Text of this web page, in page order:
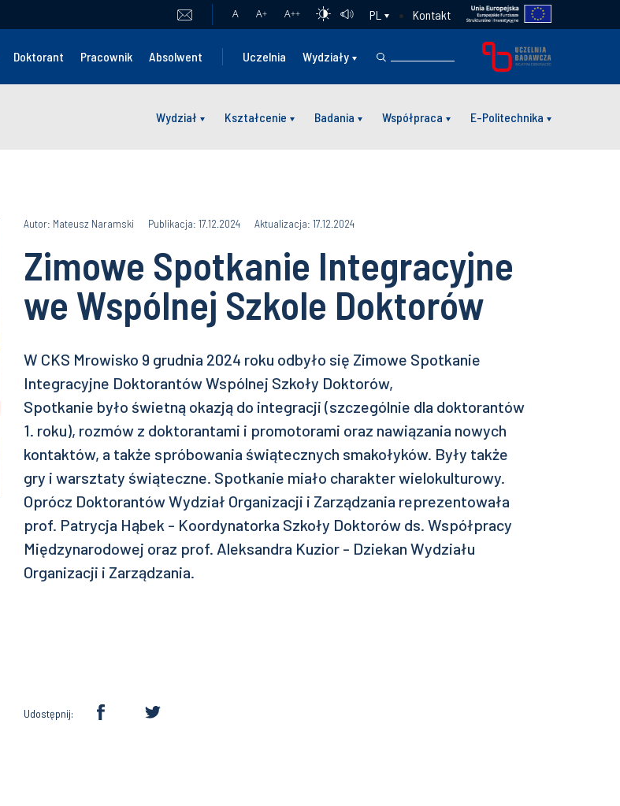
A A+ A++ PL Kontakt
Doktorant Pracownik Absolwent Uczelnia Wydziały
Wydział Kształcenie Badania Współpraca E-Politechnika
Autor: Mateusz Naramski Publikacja: 17.12.2024 Aktualizacja: 17.12.2024
Zimowe Spotkanie Integracyjne
we Wspólnej Szkole Doktorów
W CKS Mrowisko 9 grudnia 2024 roku odbyło się Zimowe Spotkanie
Integracyjne Doktorantów Wspólnej Szkoły Doktorów,
Spotkanie było świetną okazją do integracji (szczególnie dla doktorantów
1. roku), rozmów z doktorantami i promotorami oraz nawiązania nowych
kontaktów, a także spróbowania świątecznych smakołyków. Były także
gry i warsztaty świąteczne. Spotkanie miało charakter wielokulturowy.
Oprócz Doktorantów Wydział Organizacji i Zarządzania reprezentowała
prof. Patrycja Hąbek - Koordynatorka Szkoły Doktorów ds. Współpracy
Międzynarodowej oraz prof. Aleksandra Kuzior - Dziekan Wydziału
Organizacji i Zarządzania.
Udostępnij: